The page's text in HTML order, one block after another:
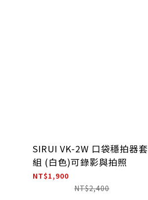
SIRUI VK-2W 口袋穩拍器套
組 (白色)可錄影與拍照
NT$1,900
NT$2,400